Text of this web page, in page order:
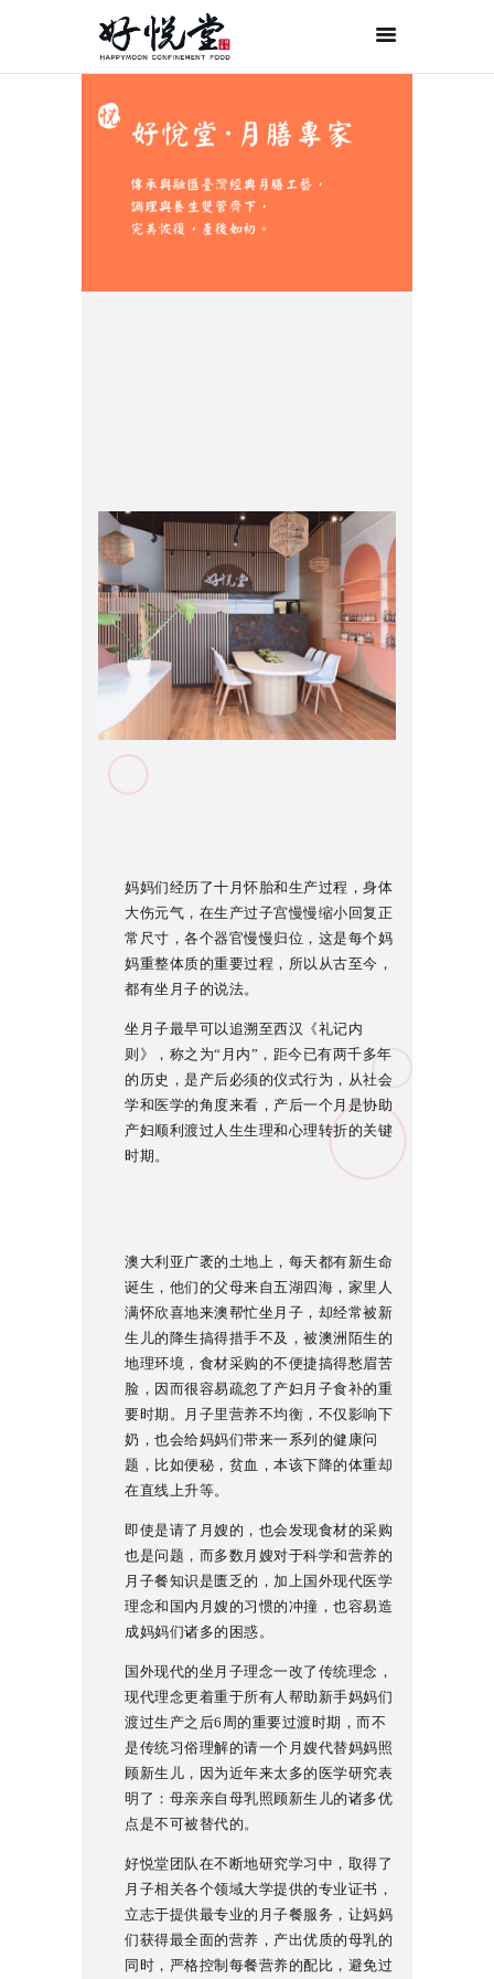
首页
经典月膳
传统药膳
紫金药膳
滋补好孕
妈妈们经历了十月怀胎和生产过程，身体
大伤元气，在生产过子宫慢慢缩小回复正
常尺寸，各个器官慢慢归位，这是每个妈
妈重整体质的重要过程，所以从古至今，
都有坐月子的说法。
坐月子最早可以追溯至西汉《礼记内
则》，称之为“月内”，距今已有两千多年
的历史，是产后必须的仪式行为，从社会
学和医学的角度来看，产后一个月是协助
产妇顺利渡过人生生理和心理转折的关键
时期。
澳大利亚广袤的土地上，每天都有新生命
诞生，他们的父母来自五湖四海，家里人
满怀欣喜地来澳帮忙坐月子，却经常被新
生儿的降生搞得措手不及，被澳洲陌生的
地理环境，食材采购的不便捷搞得愁眉苦
脸，因而很容易疏忽了产妇月子食补的重
要时期。月子里营养不均衡，不仅影响下
奶，也会给妈妈们带来一系列的健康问
题，比如便秘，贫血，本该下降的体重却
在直线上升等。
即使是请了月嫂的，也会发现食材的采购
也是问题，而多数月嫂对于科学和营养的
月子餐知识是匮乏的，加上国外现代医学
理念和国内月嫂的习惯的冲撞，也容易造
成妈妈们诸多的困惑。
国外现代的坐月子理念一改了传统理念，
现代理念更着重于所有人帮助新手妈妈们
渡过生产之后6周的重要过渡时期，而不
是传统习俗理解的请一个月嫂代替妈妈照
顾新生儿，因为近年来太多的医学研究表
明了：母亲亲自母乳照顾新生儿的诸多优
点是不可被替代的。
好悦堂团队在不断地研究学习中，取得了
月子相关各个领域大学提供的专业证书，
立志于提供最专业的月子餐服务，让妈妈
们获得最全面的营养，产出优质的母乳的
同时，严格控制每餐营养的配比，避免过